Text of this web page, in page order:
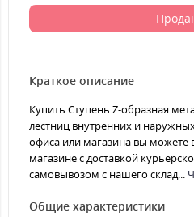
Краткое описание
Купить Ступень Z-образная
лестниц внутренних и
офиса или магазина вы можете
магазине с доставкой
самовывозом с нашего склад...
Общие характеристики